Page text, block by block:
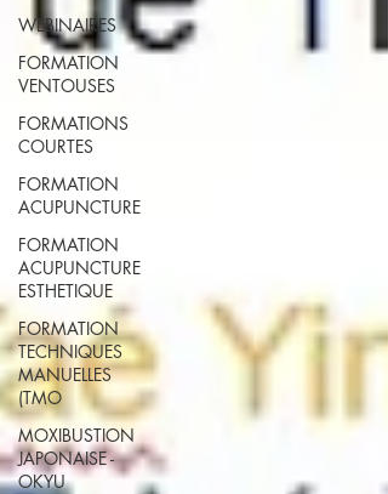
WEBINAIRES
FORMATION
VENTOUSES
FORMATIONS
COURTES
FORMATION
ACUPUNCTURE
FORMATION
ACUPUNCTURE
ESTHETIQUE
FORMATION
TECHNIQUES
MANUELLES
(TMO
MOXIBUSTION
JAPONAISE -
OKYU